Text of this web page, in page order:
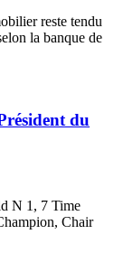
reste tendu
la banque de
du
N 1, 7 Time
Chair